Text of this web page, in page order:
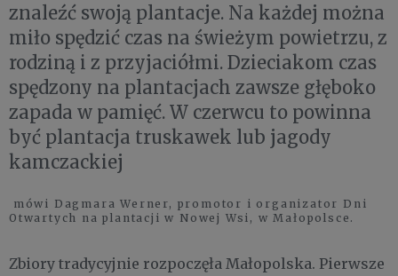
znaleźć swoją plantacje. Na każdej można
miło spędzić czas na świeżym powietrzu, z
rodziną i z przyjaciółmi. Dzieciakom czas
spędzony na plantacjach zawsze głęboko
zapada w pamięć. W czerwcu to powinna
być plantacja truskawek lub jagody
kamczackiej
mówi Dagmara Werner, promotor i organizator Dni
Otwartych na plantacji w Nowej Wsi, w Małopolsce.
Zbiory tradycyjnie rozpoczęła Małopolska. Pierwsze